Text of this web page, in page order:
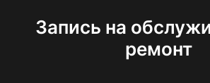
Запись на
ремонт